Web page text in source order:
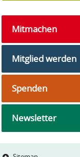
Mitmachen
Mitglied werden
Spenden
Newsletter